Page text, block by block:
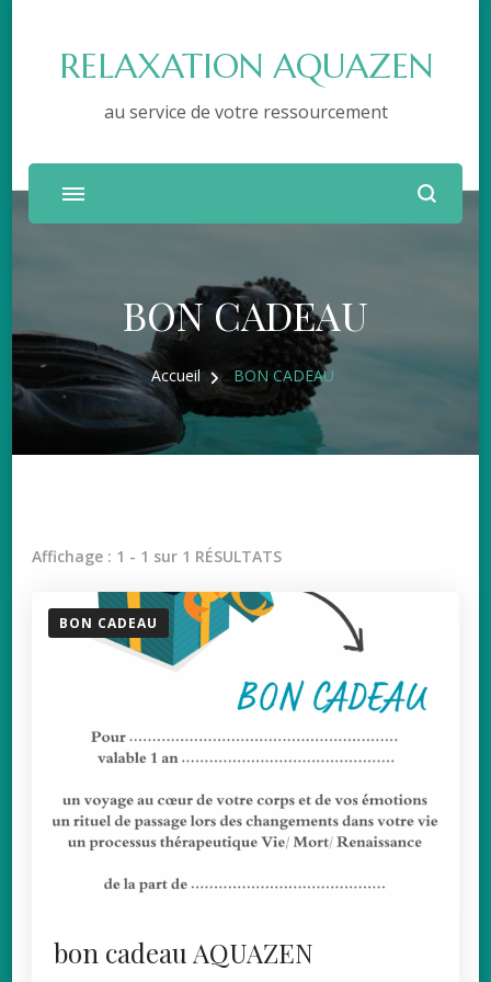
RELAXATION AQUAZEN
au service de votre ressourcement
BON CADEAU
Accueil BON CADEAU
Affichage : 1 - 1 sur 1 RÉSULTATS
BON CADEAU
bon cadeau AQUAZEN